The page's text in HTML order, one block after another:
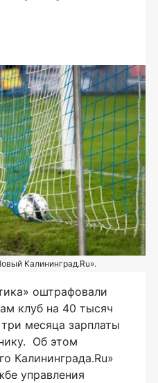
Калининград.Ru».
оштрафовали
клуб на 40 тысяч
месяца зарплаты
Об этом
Калининграда.Ru»
управления